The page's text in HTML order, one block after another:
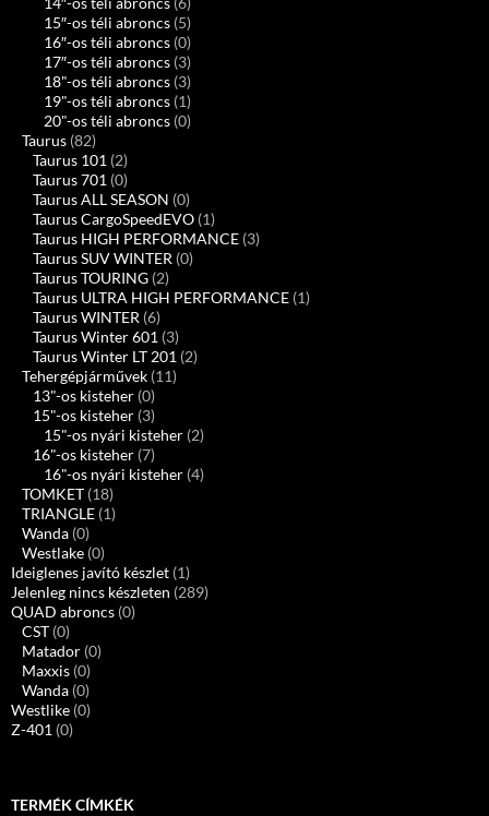
15″-os téli abroncs (5)
16″-os téli abroncs (0)
17″-os téli abroncs (3)
18"-os téli abroncs (3)
19"-os téli abroncs (1)
20"-os téli abroncs (0)
Taurus (82)
Taurus 101 (2)
Taurus 701 (0)
Taurus ALL SEASON (0)
Taurus CargoSpeedEVO (1)
Taurus HIGH PERFORMANCE (3)
Taurus SUV WINTER (0)
Taurus TOURING (2)
Taurus ULTRA HIGH PERFORMANCE (1)
Taurus WINTER (6)
Taurus Winter 601 (3)
Taurus Winter LT 201 (2)
Tehergépjárművek (11)
13"-os kisteher (0)
15"-os kisteher (3)
15"-os nyári kisteher (2)
16"-os kisteher (7)
16"-os nyári kisteher (4)
TOMKET (18)
TRIANGLE (1)
Wanda (0)
Westlake (0)
Ideiglenes javító készlet (1)
Jelenleg nincs készleten (289)
QUAD abroncs (0)
CST (0)
Matador (0)
Maxxis (0)
Wanda (0)
Westlike (0)
Z-401 (0)
TERMÉK CÍMKÉK